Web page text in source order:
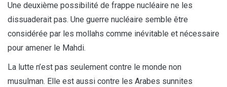
Une deuxième possibilité de frappe nucléaire ne les
dissuaderait pas. Une guerre nucléaire semble être
considérée par les mollahs comme inévitable et nécessaire
pour amener le Mahdi.
La lutte n’est pas seulement contre le monde non
musulman. Elle est aussi contre les Arabes sunnites